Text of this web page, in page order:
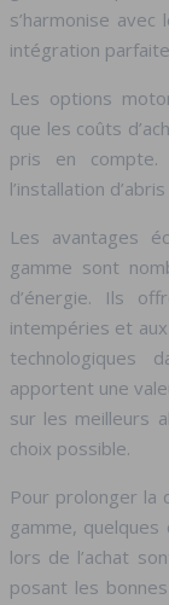
s’harmonise
intégration
Les options
que les coûts
pris en compte.
l’installation
Les avantages
gamme sont
d’énergie. Ils
intempéries et
technologiques
apportent une
sur les meilleurs
choix possible.
Pour prolonger la
gamme,
lors de l’achat
posant les